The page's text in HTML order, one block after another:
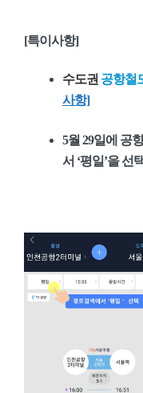
[특이사항]
수도권 공항철
사항]
5월 29일에 공
서 ‘평일’을 선